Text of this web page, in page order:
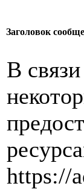
Заголовок
В
https://